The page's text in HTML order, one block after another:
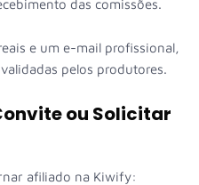
das comissões.
e um e-mail profissional,
pelos produtores.
ou Solicitar
afiliado na Kiwify: